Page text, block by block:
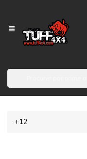
view_headline
+12